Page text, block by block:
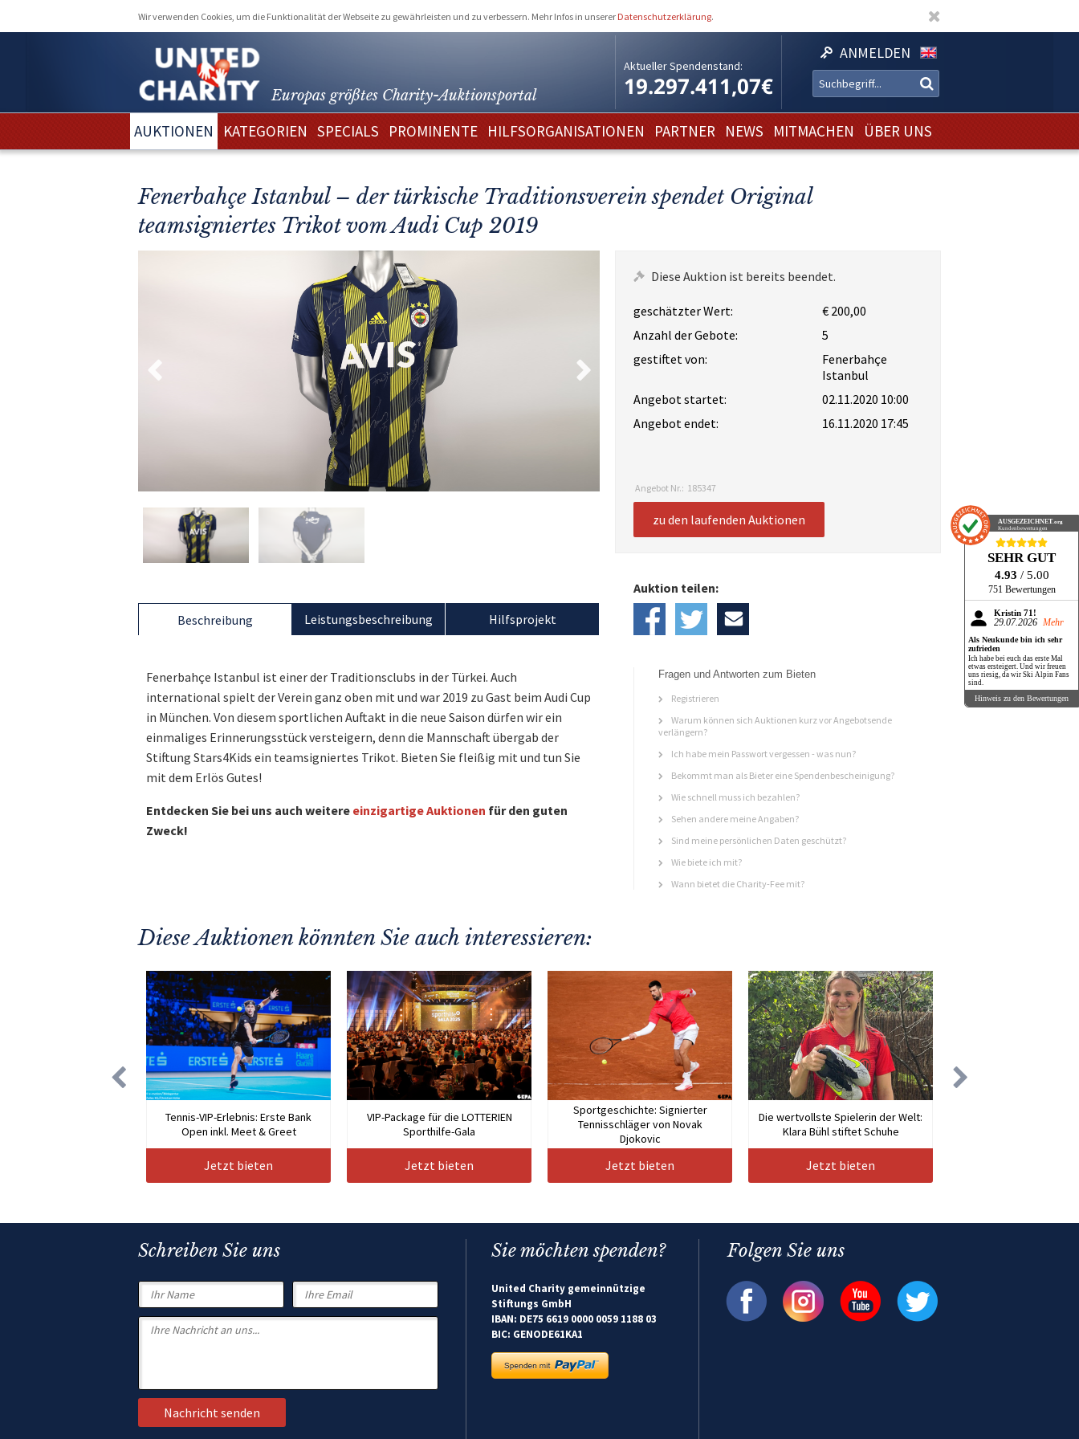
Wir verwenden Cookies, um die Funktionalität der Webseite zu gewährleisten und zu verbessern. Mehr Infos in unserer Datenschutzerklärung.
Europas größtes Charity-Auktionsportal
Aktueller Spendenstand:
19.297.411,07€
ANMELDEN
AUKTIONEN KATEGORIEN SPECIALS PROMINENTE HILFSORGANISATIONEN PARTNER NEWS MITMACHEN ÜBER UNS
Fenerbahçe Istanbul – der türkische Traditionsverein spendet Original
teamsigniertes Trikot vom Audi Cup 2019
Diese Auktion ist bereits beendet.
geschätzter Wert:
€ 200,00
Anzahl der Gebote:
5
gestiftet von:
Fenerbahçe
Istanbul
Angebot startet:
02.11.2020 10:00
Angebot endet:
16.11.2020 17:45
Angebot Nr.: 185347
zu den laufenden Auktionen
Beschreibung
Fenerbahçe Istanbul ist einer der Traditionsclubs in der Türkei. Auch
international spielt der Verein ganz oben mit und war 2019 zu Gast beim Audi Cup
in München. Von diesem sportlichen Auftakt in die neue Saison dürfen wir ein
einmaliges Erinnerungsstück versteigern, denn die Mannschaft übergab der
Stiftung Stars4Kids ein teamsigniertes Trikot. Bieten Sie fleißig mit und tun Sie
mit dem Erlös Gutes!
Entdecken Sie bei uns auch weitere einzigartige Auktionen für den guten
Zweck!
Leistungsbeschreibung Hilfsprojekt
Auktion teilen:
Fragen und Antworten zum Bieten
Registrieren
Warum können sich Auktionen kurz vor Angebotsende
verlängern?
Ich habe mein Passwort vergessen - was nun?
Bekommt man als Bieter eine Spendenbescheinigung?
Wie schnell muss ich bezahlen?
Sehen andere meine Angaben?
Sind meine persönlichen Daten geschützt?
Wie biete ich mit?
Wann bietet die Charity-Fee mit?
Diese Auktionen könnten Sie auch interessieren:
Tennis-VIP-Erlebnis: Erste Bank
Open inkl. Meet & Greet
Jetzt bieten
VIP-Package für die LOTTERIEN
Sporthilfe-Gala
Jetzt bieten
Sportgeschichte: Signierter
Tennisschläger von Novak
Djokovic
Jetzt bieten
Die wertvollste Spielerin der Welt:
Klara Bühl stiftet Schuhe
Jetzt bieten
Schreiben Sie uns Sie möchten spenden?
United Charity gemeinnützige
Stiftungs GmbH
IBAN: DE75 6619 0000 0059 1188 03
BIC: GENODE61KA1
Folgen Sie uns
AUSGEZEICHNET.org
Kundenbewertungen
SEHR GUT
4.93 / 5.00
751 Bewertungen
Kristin 71!
29.07.2026 Mehr
Als Neukunde bin ich sehr
zufrieden
Ich habe bei euch das erste Mal
etwas ersteigert. Und wir freuen
uns riesig, da wir Ski Alpin Fans
sind.
Hinweis zu den Bewertungen